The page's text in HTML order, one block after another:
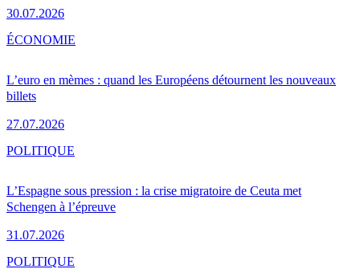
30.07.2026
L’euro en mèmes : quand les Européens détournent les nouveaux
billets
27.07.2026
ÉCONOMIE
L’Espagne sous pression : la crise migratoire de Ceuta met
Schengen à l’épreuve
31.07.2026
POLITIQUE
POLITIQUE